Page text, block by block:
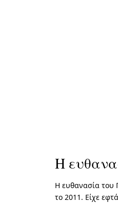
Η
Η ευθανασία του
το 2011. Είχε